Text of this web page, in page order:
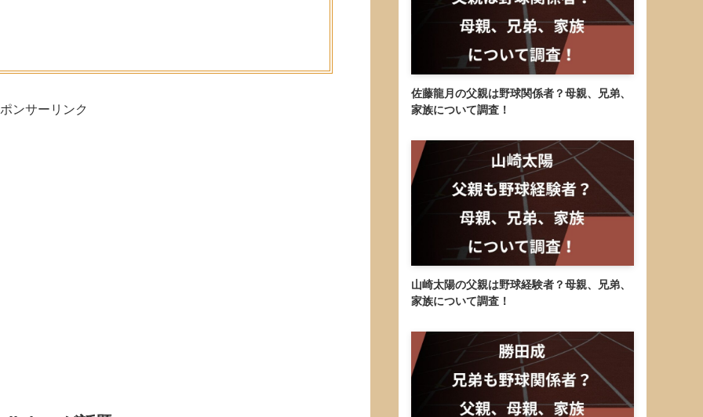
ンサーリンク
佐藤龍月の父親は野球関係者？母親、兄弟、
家族について調査！
山崎太陽の父親は野球経験者？母親、兄弟、
家族について調査！